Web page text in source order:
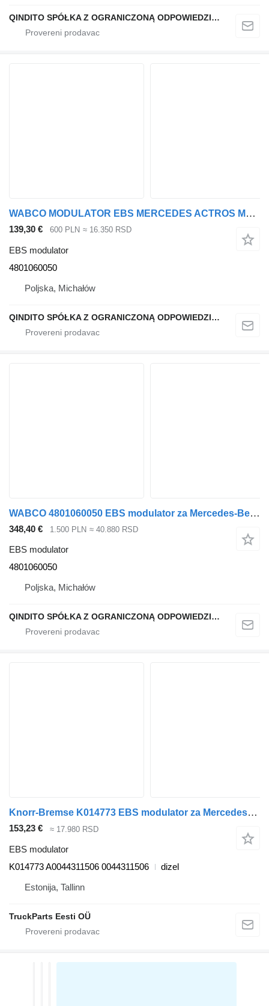
QINDITO SPÓŁKA Z OGRANICZONĄ ODPOWIEDZIALNOŚCIĄ
WABCO MODULATOR EBS MERCEDES ACTROS MP4 EURO 6 4801060050 EBS modulator za Mercedes-Benz ACTROS MP4 EURO 6 tegljača
139,30 € 600 PLN ≈ 16.350 RSD
EBS modulator
4801060050
Poljska, Michałów
QINDITO SPÓŁKA Z OGRANICZONĄ ODPOWIEDZIALNOŚCIĄ
WABCO 4801060050 EBS modulator za Mercedes-Benz ACTROS MP4 EURO 6 tegljača
348,40 € 1.500 PLN ≈ 40.880 RSD
EBS modulator
4801060050
Poljska, Michałów
QINDITO SPÓŁKA Z OGRANICZONĄ ODPOWIEDZIALNOŚCIĄ
Knorr-Bremse K014773 EBS modulator za Mercedes-Benz Actros MP4 Antos Arocs (2012-) tegljača
153,23 € ≈ 17.980 RSD
EBS modulator
K014773 A0044311506 0044311506
dizel
Estonija, Tallinn
TruckParts Eesti OÜ